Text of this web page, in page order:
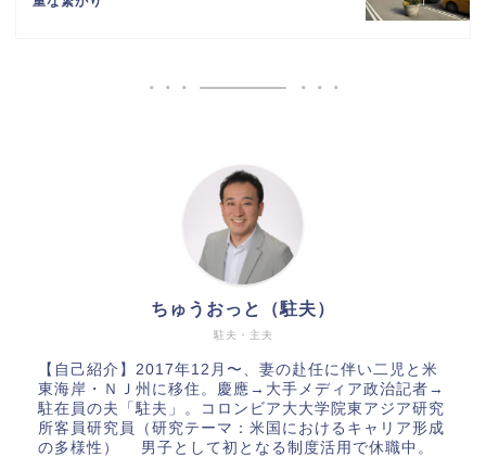
駐夫・主夫
ちゅうおっと（駐夫）
【自己紹介】2017年12月〜、妻の赴任に伴い二児と米
東海岸・ＮＪ州に移住。慶應→大手メディア政治記者→
駐在員の夫「駐夫」。コロンビア大大学院東アジア研究
所客員研究員（研究テーマ：米国におけるキャリア形成
の多様性） 男子として初となる制度活用で休職中。